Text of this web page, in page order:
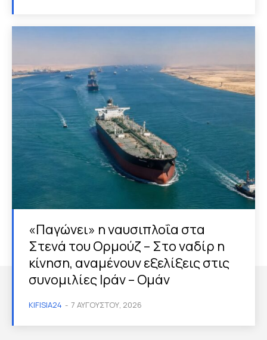
«Παγώνει» η ναυσιπλοΐα στα
Στενά του Ορμούζ – Στο ναδίρ η
κίνηση, αναμένουν εξελίξεις στις
συνομιλίες Ιράν – Ομάν
KIFISIA24 - 7 ΑΥΓΟΎΣΤΟΥ, 2026